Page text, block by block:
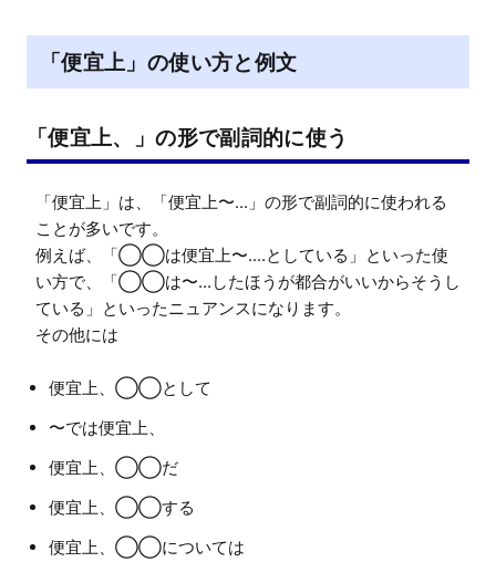
「便宜上」の使い方と例文
「便宜上、」の形で副詞的に使う
「便宜上」は、「便宜上〜...」の形で副詞的に使われる
ことが多いです。
例えば、「◯◯は便宜上〜....としている」といった使
い方で、「◯◯は〜...したほうが都合がいいからそうし
ている」といったニュアンスになります。
便宜上、◯◯として
〜では便宜上、
便宜上、◯◯だ
便宜上、◯◯する
便宜上、◯◯については